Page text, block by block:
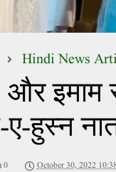
Hindi News
इमाम
हुस्न
0 October 30, 2022